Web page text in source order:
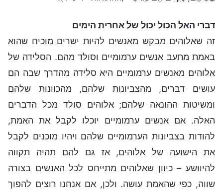
דברי האל הכול יכול של אחרית הימים
זה שאלוהים מבקש מאנשים להיות ישרים מוכיח שהוא
באמת מתעב אנשים ערמומיים וסולד מהם. הסלידה של
אלוהים מאנשים ערמומיים היא סלידה מהדרך שבה הם
עושים דברים, מהצביונות שלהם, מהכוונות שלהם
ומשיטות ההונאה שלהם; אלוהים סולד מכל הדברים
האלה. אם אנשים ערמומיים יוכלו לקבל את האמת,
להודות בצביונות הערמומיים שלהם ויהיו מוכנים לקבל
את הישועה של אלוהים, אז גם להם תהיה תקווה
להיוושע – כיוון שאלוהים מתייחס לכל האנשים בצורה
שווה, כפי שהאמת עושה. ולכן, אם אנחנו רוצים להפוך